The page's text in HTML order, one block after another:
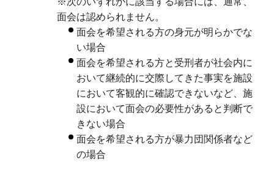
面会は認められません。
面会を希望される方の身元が明らかでな
い場合
面会を希望される方と受刑者が社会内に
おいて継続的に交際してきた事実を施設
において客観的に確認できないなど、施
設において面会の必要性があると判断で
きない場合
面会を希望される方が暴力団関係者など
の場合